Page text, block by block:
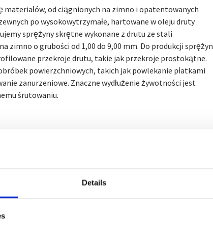
Details
materiałów, od ciągnionych na zimno i opatentowanych
po wysokowytrzymałe, hartowane w oleju druty
sprężyny skrętne wykonane z drutu ze stali
zimno o grubości od 1,00 do 9,00 mm. Do produkcji sprężyn
przekroje drutu, takie jak przekroje prostokątne.
powierzchniowych, takich jak powlekanie płatkami
zanurzeniowe. Znaczne wydłużenie żywotności jest
śrutowaniu.